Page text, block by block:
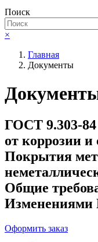
Поиск
×
Главная
Документы
ГОСТ 9.303-
от коррозии
Покрытия
Общие
Изменениями
Оформить заказ